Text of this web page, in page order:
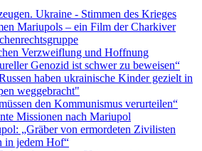
Ukraine - Stimmen des Krieges
Mariupols – ein Film der Charkiver
Verzweiflung und Hoffnung
Genozid ist schwer zu beweisen“
haben ukrainische Kinder gezielt in
weggebracht"
den Kommunismus verurteilen“
Missionen nach Mariupol
„Gräber von ermordeten Zivilisten
in jedem Hof“